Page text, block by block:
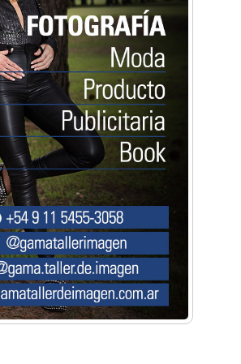
teatro, yoga, danza y mucho más:
todos los talleres para aprender y
en la Zona Oeste